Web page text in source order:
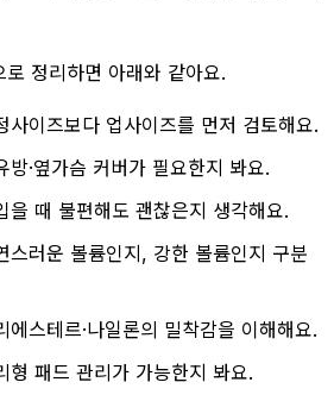
정리하면 아래와 같아요.
사이즈보다 업사이즈를 먼저 검토해요.
방·옆가슴 커버가 필요한지 봐요.
을 때 불편해도 괜찮은지 생각해요.
스러운 볼륨인지, 강한 볼륨인지 구분
에스테르·나일론의 밀착감을 이해해요.
형 패드 관리가 가능한지 봐요.